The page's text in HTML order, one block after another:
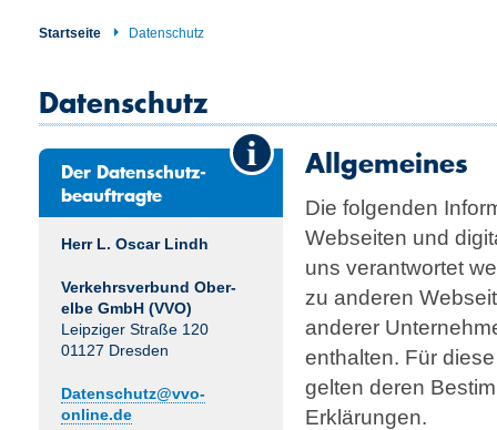
Startseite Datenschutz
Datenschutz
Der Datenschutz-
beauftragte
Herr L. Oscar Lindh
Verkehrs­ver­bund Ober­
elbe GmbH (VVO)
Leipziger Straße 120
01127 Dresden
Datenschutz@vvo-
online.de
Allgemeines
Die folgenden
Webseiten und
uns verantwortet
zu anderen
anderer
enthalten. Für
gelten deren
Erklärungen.